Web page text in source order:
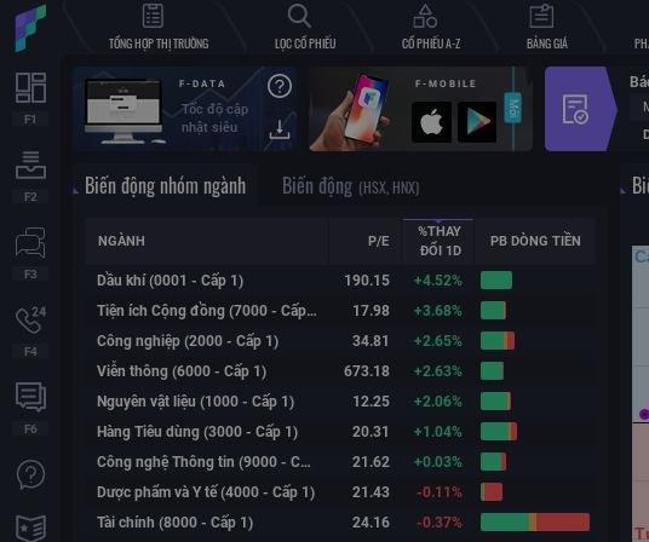
TỔNG HỢP THỊ TRƯỜNG LỌC CỔ PHIẾU CỔ PHIẾU A-Z BẢNG GIÁ
F-DATA
Đầy đủ các
loại dữ liệu:
Index thế
F-MOBILE
Biến động nhóm ngành Biến động (HSX, HNX)
NGÀNH P/E
%THAY
ĐỔI 1D
PB DÒNG TIỀN
Dầu khí (0001 - Cấp 1) 190.15 +4.52%
Tiện ích Cộng đồng (7000 - Cấp 1)
17.98 +3.68%
Công nghiệp (2000 - Cấp 1)
34.81 +2.65%
Viễn thông (6000 - Cấp 1)
673.18 +2.63%
Nguyên vật liệu (1000 - Cấp 1)
12.25 +2.06%
Hàng Tiêu dùng (3000 - Cấp 1)
20.31 +1.04%
Công nghệ Thông tin (9000 - Cấp 1)
21.62 +0.03%
Dược phẩm và Y tế (4000 - Cấp 1)
21.43
-0.11%
Tài chính (8000 - Cấp 1)
24.16
-0.37%
Fialda xin trân trọng cảm ơn các bạn vì những đóng
cực của các bạn trong thời gian qua. Theo nội dung
trình “Giới thiệu bạn bè nhận ưu đãi” các hội viên
có cơ hội hợp tác trở thành cộng tác viên...